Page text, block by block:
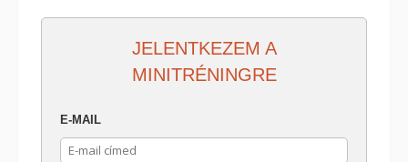
JELENTKEZEM A
MINITRÉNINGRE
E-MAIL